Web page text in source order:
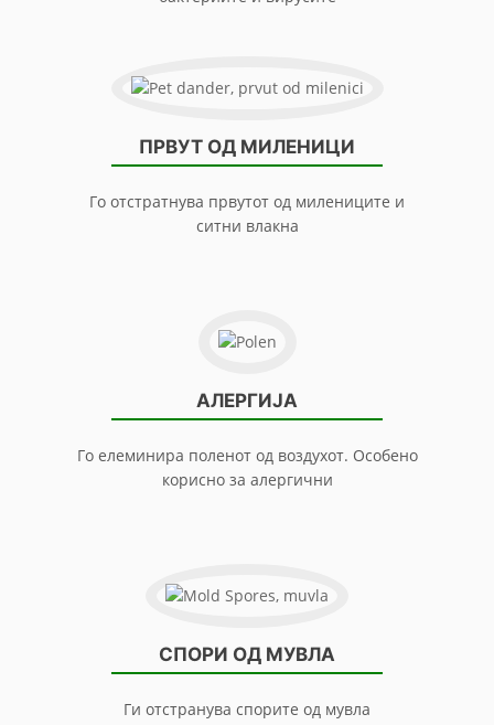
ПРВУТ ОД МИЛЕНИЦИ
Го отстратнува првутот од милениците и
ситни влакна
АЛЕРГИЈА
Го елеминира поленот од воздухот. Особено
корисно за алергични
СПОРИ ОД МУВЛА
Ги отстранува спорите од мувла